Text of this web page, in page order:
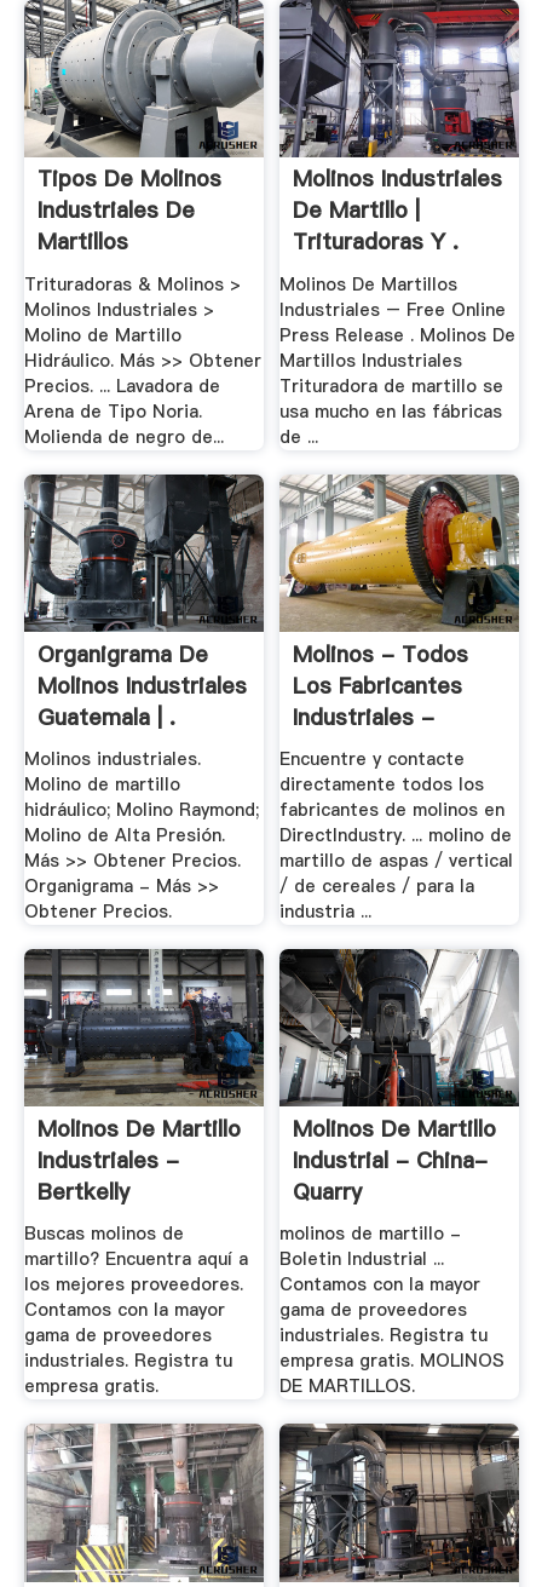
Tipos De Molinos
Industriales De
Martillos
Trituradoras & Molinos >
Molinos Industriales >
Molino de Martillo
Hidráulico. Más >> Obtener
Precios. ... Lavadora de
Arena de Tipo Noria.
Molienda de negro de...
Molinos Industriales
De Martillo |
Trituradoras Y .
Molinos De Martillos
Industriales – Free Online
Press Release . Molinos De
Martillos Industriales
Trituradora de martillo se
usa mucho en las fábricas
de ...
Organigrama De
Molinos Industriales
Guatemala | .
Molinos industriales.
Molino de martillo
hidráulico; Molino Raymond;
Molino de Alta Presión.
Más >> Obtener Precios.
Organigrama - Más >>
Obtener Precios.
Molinos - Todos
Los Fabricantes
Industriales -
Vídeos
Encuentre y contacte
directamente todos los
fabricantes de molinos en
DirectIndustry. ... molino de
martillo de aspas / vertical
/ de cereales / para la
industria ...
Molinos De Martillo
Industriales -
Bertkelly
Buscas molinos de
martillo? Encuentra aquí a
los mejores proveedores.
Contamos con la mayor
gama de proveedores
industriales. Registra tu
empresa gratis.
Molinos De Martillo
Industrial - China-
Quarry
molinos de martillo -
Boletin Industrial ...
Contamos con la mayor
gama de proveedores
industriales. Registra tu
empresa gratis. MOLINOS
DE MARTILLOS.